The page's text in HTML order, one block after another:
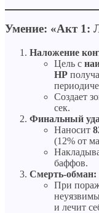
Умение: «Акт 1:
Наложение
Цель с
HP
Создает
сек.
Финальный
Наносит
(12% от
баффов.
Смерть-обман:
При
и лечит